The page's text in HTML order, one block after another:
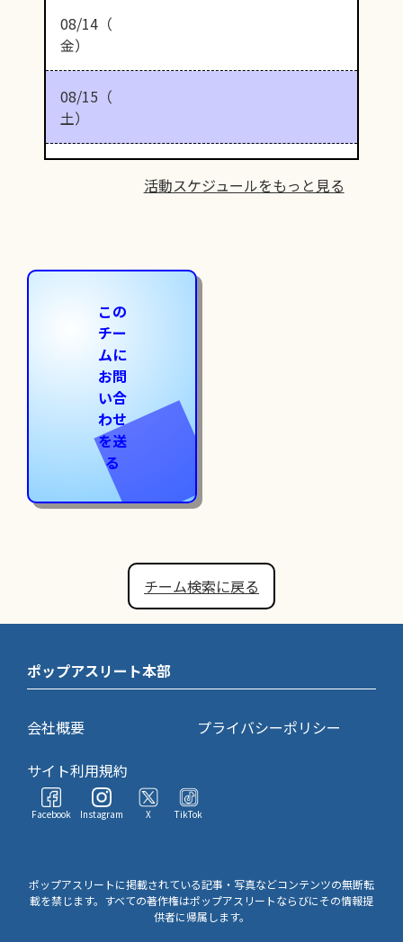
08/14（
金）
08/15（
土）
活動スケジュールをもっと見る
この
チー
ムに
お問
い合
わせ
を送
る
チーム検索に戻る
ポップアスリート本部
会社概要
プライバシーポリシー
サイト利用規約
Facebook Instagram X TikTok
ポップアスリートに掲載されている記事・写真などコンテンツの無断転
載を禁じます。すべての著作権はポップアスリートならびにその情報提
供者に帰属します。